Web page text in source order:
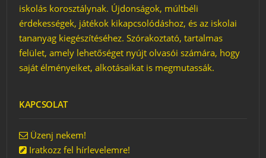
VÁZA LUFIVAL
KAVICSKAKTUSZ
LEVES JÁTÉK
LONDON
CSODAORSZÁG LETT
iskolás korosztálynak. Újdonságok, múltbéli
érdekességek, játékok kikapcsolódáshoz, és az iskolai
tananyag kiegészítéséhez. Szórakoztató, tartalmas
felület, amely lehetőséget nyújt olvasói számára, hogy
saját élményeiket, alkotásaikat is megmutassák.
KAPCSOLAT
Üzenj nekem!
Iratkozz fel hírlevelemre!